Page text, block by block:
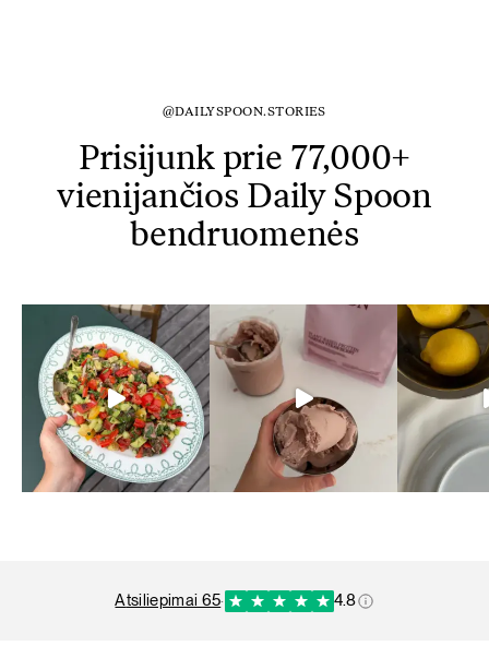
@DAILYSPOON.STORIES
Prisijunk prie 77,000+
vienijančios Daily Spoon
bendruomenės
atsiliepimai 65· 4.8